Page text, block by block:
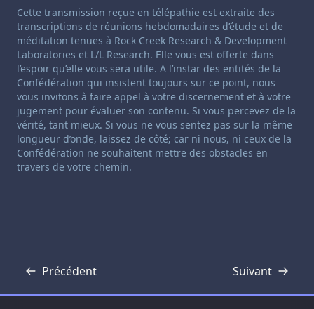
Clause de non-responsabilité concernant le channeling:
Cette transmission reçue en télépathie est extraite des
transcriptions de réunions hebdomadaires d’étude et de
méditation tenues à Rock Creek Research & Development
Laboratories et L/L Research. Elle vous est offerte dans
l’espoir qu’elle vous sera utile. A l’instar des entités de la
Confédération qui insistent toujours sur ce point, nous
vous invitons à faire appel à votre discernement et à votre
jugement pour évaluer son contenu. Si vous percevez de la
vérité, tant mieux. Si vous ne vous sentez pas sur la même
longueur d’onde, laissez de côté; car ni nous, ni ceux de la
Confédération ne souhaitent mettre des obstacles en
travers de votre chemin.
Précédent
Transcription Suivant
Transcription